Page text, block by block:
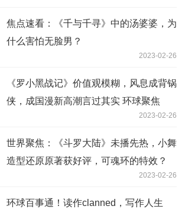
焦点速看：《千与千寻》中的汤婆婆，为
什么害怕无脸男？
2023-02-26
《罗小黑战记》价值观模糊，风息成背锅
侠，成国漫新高潮言过其实 环球聚焦
2023-02-26
世界聚焦：《斗罗大陆》未播先热，小舞
造型还原原著获好评，可魂环的特效？
2023-02-26
环球百事通！读作clanned，写作人生